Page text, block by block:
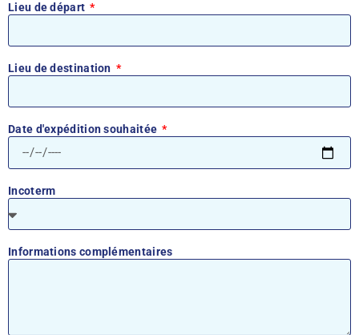
Lieu de départ
Lieu de destination
Date d'expédition souhaitée
Incoterm
Informations complémentaires